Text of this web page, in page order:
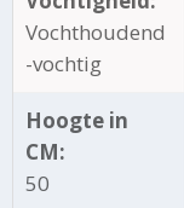
Vochthoudend
-vochtig
Hoogte in
CM:
50